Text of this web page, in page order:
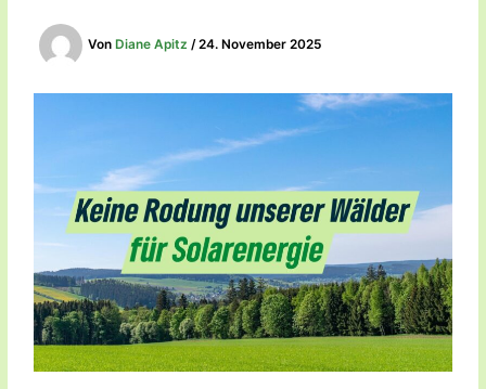
Von Diane Apitz/24. November 2025